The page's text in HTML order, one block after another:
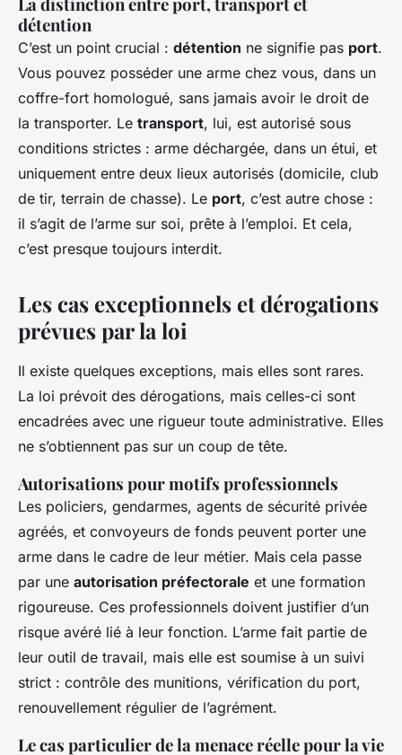
détention
C’est un point crucial : détention ne signifie pas port.
Vous pouvez posséder une arme chez vous, dans un
coffre-fort homologué, sans jamais avoir le droit de
la transporter. Le transport, lui, est autorisé sous
conditions strictes : arme déchargée, dans un étui, et
uniquement entre deux lieux autorisés (domicile, club
de tir, terrain de chasse). Le port, c’est autre chose :
il s’agit de l’arme sur soi, prête à l’emploi. Et cela,
c’est presque toujours interdit.
Les cas exceptionnels et dérogations
prévues par la loi
Il existe quelques exceptions, mais elles sont rares.
La loi prévoit des dérogations, mais celles-ci sont
encadrées avec une rigueur toute administrative. Elles
ne s’obtiennent pas sur un coup de tête.
Autorisations pour motifs professionnels
Les policiers, gendarmes, agents de sécurité privée
agréés, et convoyeurs de fonds peuvent porter une
arme dans le cadre de leur métier. Mais cela passe
par une autorisation préfectorale et une formation
rigoureuse. Ces professionnels doivent justifier d’un
risque avéré lié à leur fonction. L’arme fait partie de
leur outil de travail, mais elle est soumise à un suivi
strict : contrôle des munitions, vérification du port,
renouvellement régulier de l’agrément.
Le cas particulier de la menace réelle pour la vie